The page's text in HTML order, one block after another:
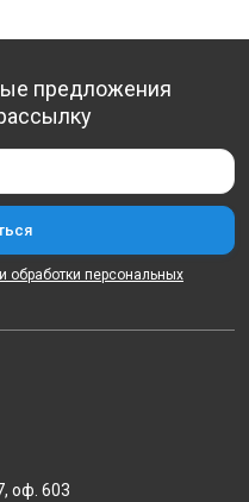
предложения
обработки персональных
оф. 603